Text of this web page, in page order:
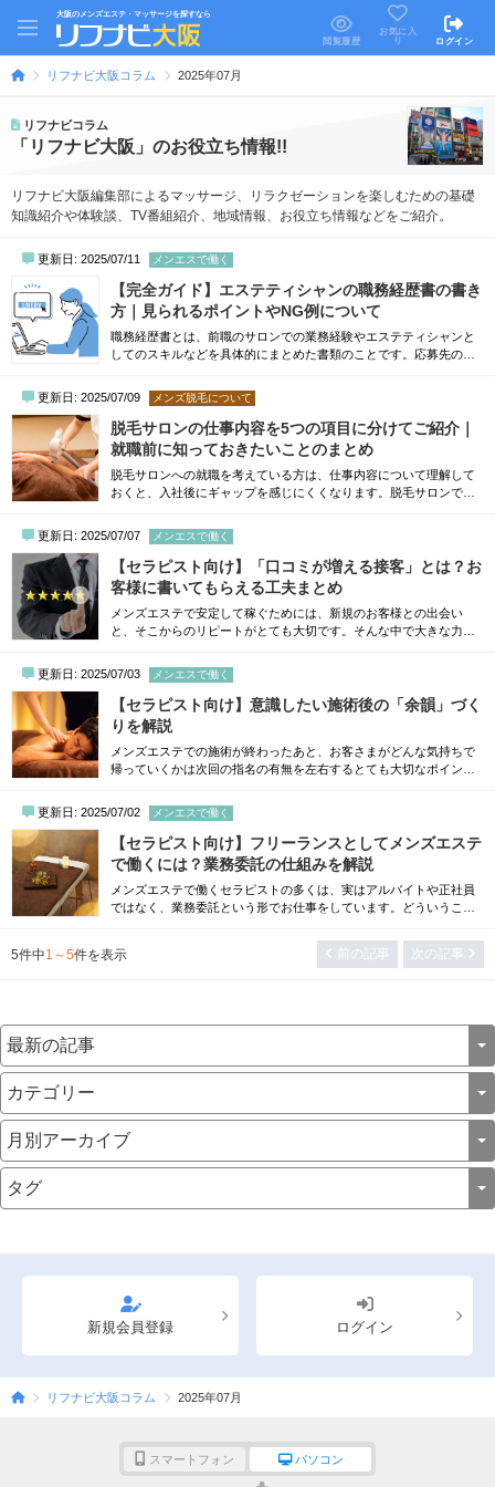
大阪のメンズエステ・マッサージを探すなら
閲覧履歴
お気に入
り
ログイン
リフナビ大阪コラム 2025年07月
リフナビコラム
「リフナビ大阪」のお役立ち情報!!
リフナビ大阪編集部によるマッサージ、リラクゼーションを楽しむための基礎
知識紹介や体験談、TV番組紹介、地域情報、お役立ち情報などをご紹介。
更新日: 2025/07/11 メンエスで働く
【完全ガイド】エステティシャンの職務経歴書の書き
方｜見られるポイントやNG例について
職務経歴書とは、前職のサロンでの業務経験やエステティシャンと
してのスキルなどを具体的にまとめた書類のことです。応募先の企
料として扱われます。エステティシャンの経験を活かしてキャリア
アップを目指したい方は、転職活動で「職務経歴書」が必要になる
でしょう。とはいえ、職務経歴書の書き方や、どんなアピールをす
れば効果的かわからない方は多くいらっしゃ...
更新日: 2025/07/09 メンズ脱毛について
脱毛サロンの仕事内容を5つの項目に分けてご紹介｜
就職前に知っておきたいことのまとめ
脱毛サロンへの就職を考えている方は、仕事内容について理解して
おくと、入社後にギャップを感じにくくなります。脱毛サロンで働
心の準備を整えられるでしょう。そこで今回は、脱毛サロンのエス
テティシャンを目指している方に向けて、仕事内容やメリット、大
変なことについて詳しく解説します。なお、未経験からエステティ
シャンを目指す方は、以下のコラムもぜひご...
更新日: 2025/07/07 メンエスで働く
【セラピスト向け】「口コミが増える接客」とは？お
客様に書いてもらえる工夫まとめ
メンズエステで安定して稼ぐためには、新規のお客様との出会い
と、そこからのリピートがとても大切です。そんな中で大きな力を
感を持ってもらえる材料になったりと、口コミが増えるだけでお仕
事の幅も広がっていきます。でも、「口コミを書いてください」と
お願いするのは少し気が引ける…そんなふうに感じたことがある方
も多いのではないでしょうか。実は、口...
更新日: 2025/07/03 メンエスで働く
【セラピスト向け】意識したい施術後の「余韻」づく
りを解説
メンズエステでの施術が終わったあと、お客さまがどんな気持ちで
帰っていくかは次回の指名の有無を左右するとても大切なポイント
戻されてしまった…そんな経験をしたことのあるお客さまは、実は
少なくありません。だからこそ、技術や雰囲気づくりに加えて、施
術後にどんな余韻を残すかという点も、メンズエステで働く上では
意識していくことが大切です。今回は...
更新日: 2025/07/02 メンエスで働く
【セラピスト向け】フリーランスとしてメンズエステ
で働くには？業務委託の仕組みを解説
メンズエステで働くセラピストの多くは、実はアルバイトや正社員
ではなく、業務委託という形でお仕事をしています。どういうこと
お店と対等な立場でお仕事を請け負う働き方が業務委託です。この
記事では、メンズエステ業界における業務委託の基本的な仕組み
5件中1～5件を表示 前の記事 次の記事
新規会員登録 ログイン
リフナビ大阪コラム 2025年07月
スマートフォン パソコン